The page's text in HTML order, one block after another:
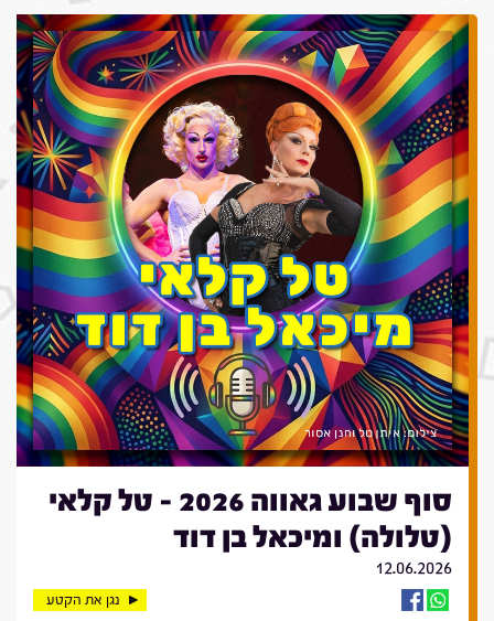
סוף שבוע גאווה 2026 - טל קלאי
(טלולה) ומיכאל בן דוד
12.06.2026
נגן את הקטע